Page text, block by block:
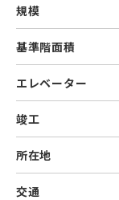
規模
基準階面積
エレベーター
竣工
所在地
交通